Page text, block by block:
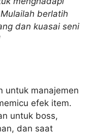
berlatih
dan kuasai seni
untuk manajemen
efek item.
untuk boss,
dan saat